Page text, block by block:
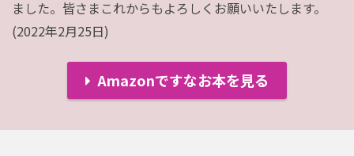
ました。皆さまこれからもよろしくお願いいたします。
(2022年2月25日)
Amazonですなお本を見る